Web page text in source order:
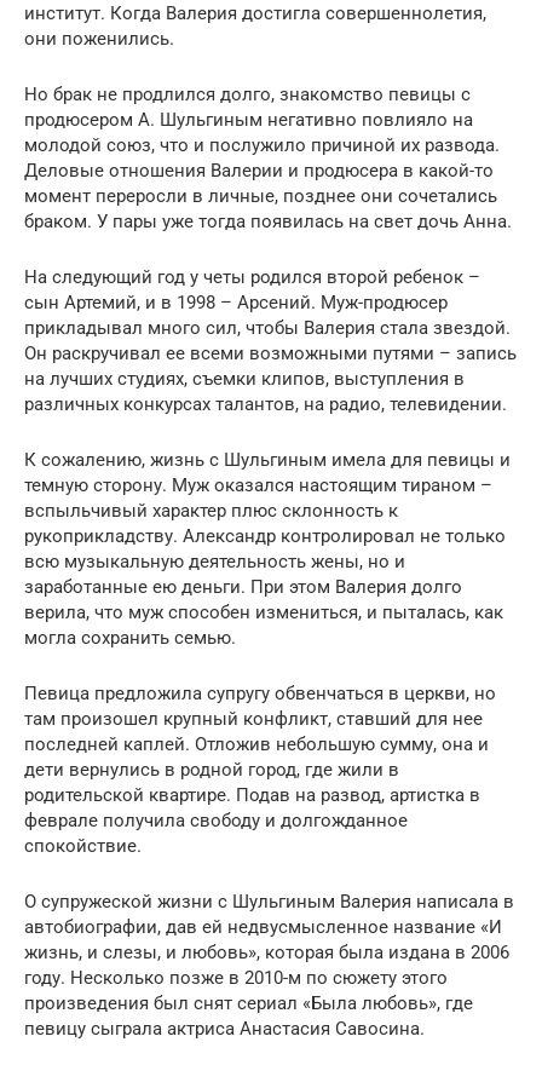
институт. Когда Валерия достигла совершеннолетия,
они поженились.
Но брак не продлился долго, знакомство певицы с
продюсером А. Шульгиным негативно повлияло на
молодой союз, что и послужило причиной их развода.
Деловые отношения Валерии и продюсера в какой-то
момент переросли в личные, позднее они сочетались
браком. У пары уже тогда появилась на свет дочь Анна.
На следующий год у четы родился второй ребенок –
сын Артемий, и в 1998 – Арсений. Муж-продюсер
прикладывал много сил, чтобы Валерия стала звездой.
Он раскручивал ее всеми возможными путями – запись
на лучших студиях, съемки клипов, выступления в
различных конкурсах талантов, на радио, телевидении.
К сожалению, жизнь с Шульгиным имела для певицы и
темную сторону. Муж оказался настоящим тираном –
вспыльчивый характер плюс склонность к
рукоприкладству. Александр контролировал не только
всю музыкальную деятельность жены, но и
заработанные ею деньги. При этом Валерия долго
верила, что муж способен измениться, и пыталась, как
могла сохранить семью.
Певица предложила супругу обвенчаться в церкви, но
там произошел крупный конфликт, ставший для нее
последней каплей. Отложив небольшую сумму, она и
дети вернулись в родной город, где жили в
родительской квартире. Подав на развод, артистка в
феврале получила свободу и долгожданное
спокойствие.
О супружеской жизни с Шульгиным Валерия написала в
автобиографии, дав ей недвусмысленное название «И
жизнь, и слезы, и любовь», которая была издана в 2006
году. Несколько позже в 2010-м по сюжету этого
произведения был снят сериал «Была любовь», где
певицу сыграла актриса Анастасия Савосина.